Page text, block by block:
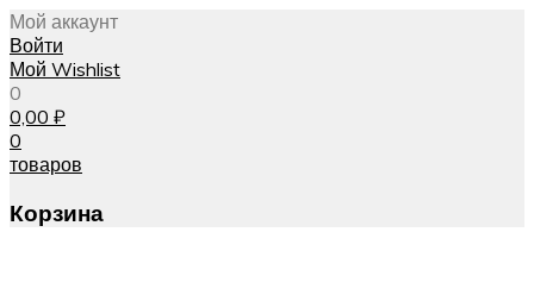
Мой аккаунт
Войти
Мой Wishlist
0
0,00 ₽
0
товаров
Корзина